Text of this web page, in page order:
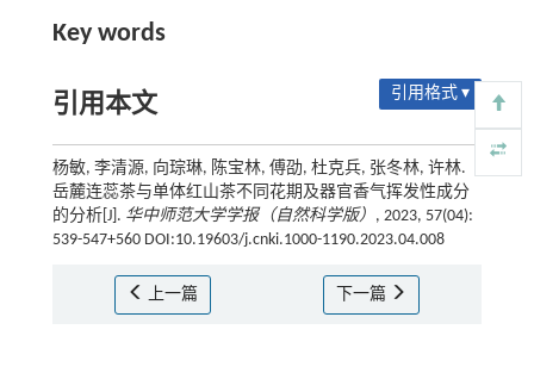
Key words
引用本文 引用格式 ▾
杨敏, 李清源, 向琮琳, 陈宝林, 傅劭, 杜克兵, 张冬林, 许林.
岳麓连蕊茶与单体红山茶不同花期及器官香气挥发性成分
的分析[J]. 华中师范大学学报（自然科学版） , 2023, 57(04):
539-547+560 DOI:10.19603/j.cnki.1000-1190.2023.04.008
上一篇 下一篇